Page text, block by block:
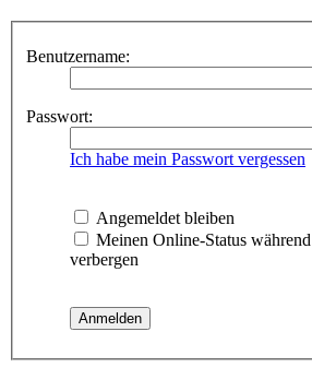
Benutzername:
Passwort:
Ich habe mein Passwort vergessen
Angemeldet bleiben
Meinen Online-Status
verbergen